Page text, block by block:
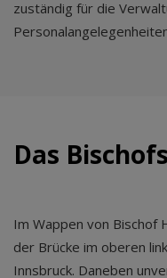
zuständig für die
Das
Im Wappen von
der Brücke im oberen
Innsbruck. Daneben